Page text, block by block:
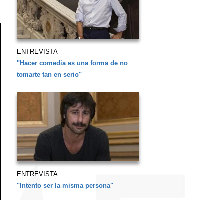
ENTREVISTA
"Hacer comedia es una forma de no
tomarte tan en serio"
ENTREVISTA
"Intento ser la misma persona"